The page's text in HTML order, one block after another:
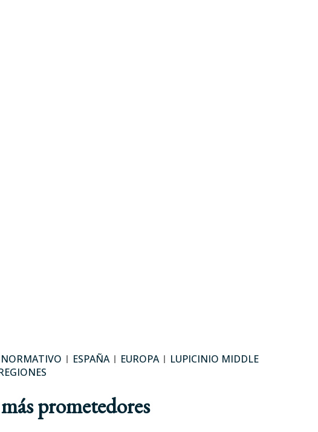
ESPAÑA EUROPA
LUPICINIO MIDDLE
prometedores